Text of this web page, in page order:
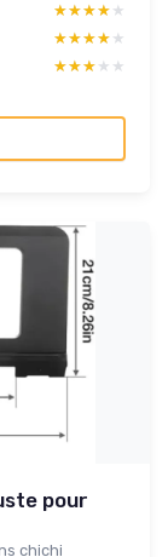
★★★★★
★★★★★
★★★★★
★★★★★
★★★★★
★★★★★
pour
chichi